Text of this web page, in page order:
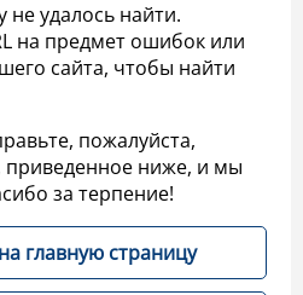
не удалось найти.
на предмет ошибок или
сайта, чтобы найти
пожалуйста,
приведенное ниже, и мы
за терпение!
главную страницу